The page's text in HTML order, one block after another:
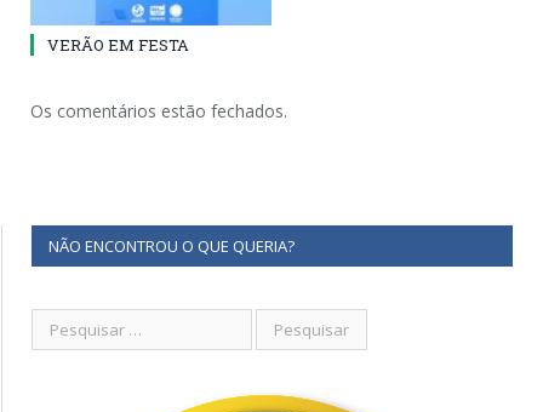
VERÃO EM FESTA
Os comentários estão fechados.
NÃO ENCONTROU O QUE QUERIA?